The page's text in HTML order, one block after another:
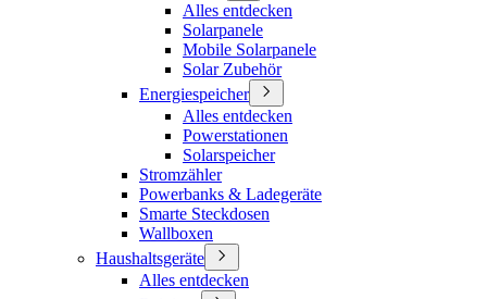
Alles entdecken
Solarpanele
Mobile Solarpanele
Solar Zubehör
Energiespeicher
Alles entdecken
Powerstationen
Solarspeicher
Stromzähler
Powerbanks & Ladegeräte
Smarte Steckdosen
Wallboxen
Haushaltsgeräte
Alles entdecken